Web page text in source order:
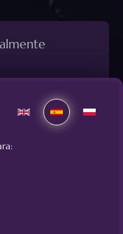
hasta finales
surgirán en